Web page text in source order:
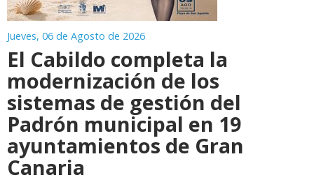
Jueves, 06 de Agosto de 2026
El Cabildo completa la
modernización de los
sistemas de gestión del
Padrón municipal en 19
ayuntamientos de Gran
Canaria